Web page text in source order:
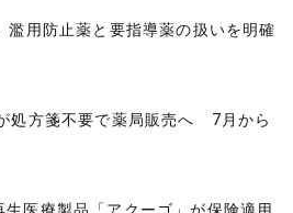
濫用防止薬と要指導薬の扱いを明確
処方箋不要で薬局販売へ 7月から